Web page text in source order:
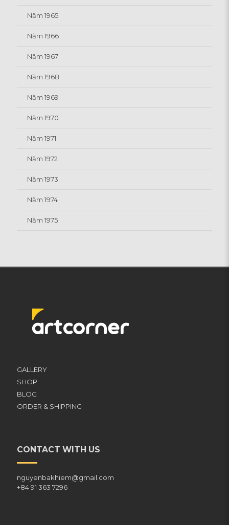
Năm 1965
Năm 1966
Năm 1967
Năm 1968
Năm 1969
Năm 1970
Năm 1971
Năm 1972
Năm 1973
Năm 1974
Năm 1975
GALLERY
SHOP
BLOG
ORDER & SHIPPING
CONTACT WITH US
nguyenbakhiem@gmail.com
+84 91 363 7296